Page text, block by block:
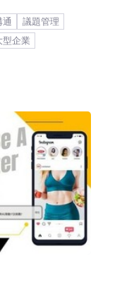
通
議題管理
型企業